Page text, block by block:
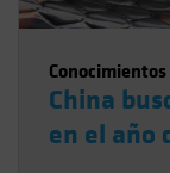
China
en el año